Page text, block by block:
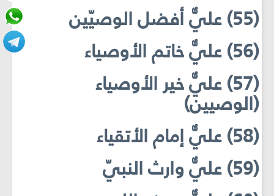
(55) عليٌّ أفضل الوصيّين
(56) عليٌّ خاتم الأوصياء
(57) عليٌّ خير الأوصياء
(الوصيين)
(58) عليٌّ إمام الأتقياء
(59) عليٌّ وارث النبيّ